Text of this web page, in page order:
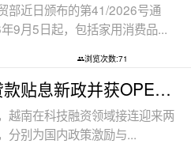
部近日颁布的第41/2026号通
9月5日起，包括家用消费品...
浏览次数:71
越南推贷款贴息新政并获OPEC基金5000万美
越南在科技融资领域接连迎来两
分别为国内政策激励与...